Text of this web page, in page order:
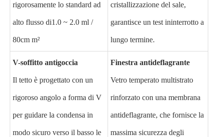
rigorosamente lo standard ad
alto flusso di1.0 ~ 2.0 ml /
80cm m²
cristallizzazione del sale,
garantisce un test ininterrotto a
lungo termine.
V-soffitto antigoccia
Il tetto è progettato con un
rigoroso angolo a forma di V
per guidare la condensa in
modo sicuro verso il basso le
Finestra antideflagrante
Vetro temperato multistrato
rinforzato con una membrana
antideflagrante, che fornisce la
massima sicurezza degli